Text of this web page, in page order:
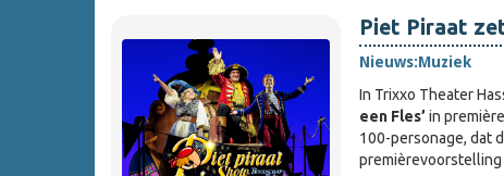
Piet Piraat
Nieuws:Muziek
In Trixxo Theater
een Fles’ in
100-personage, dat